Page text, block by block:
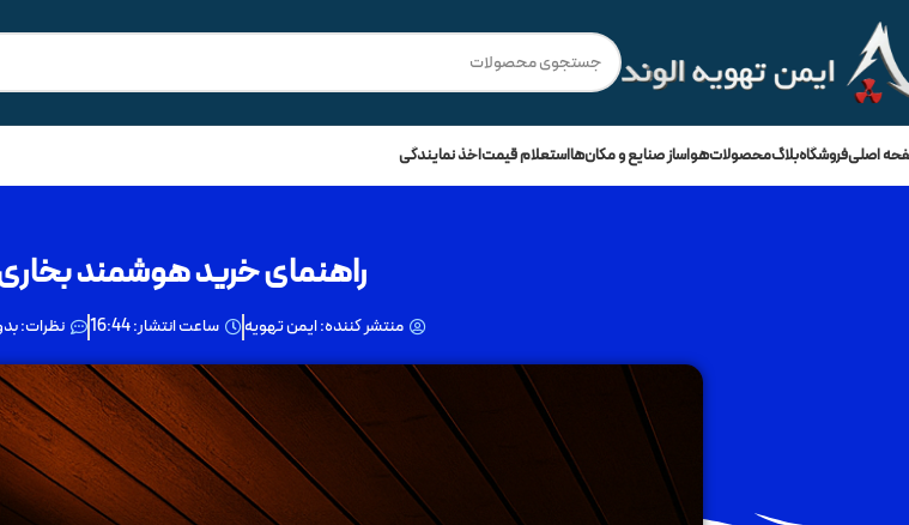
اصلیفروشگاهبلاگمحصولاتهواساز صنایع و مکان‌هااستعلام قیمتاخذ نمایندگی
راهنمای خرید هوشمند بخاری
منتشر کننده:ایمن تهویه ساعت انتشار:16:44 نظرات:
🔥
!
💳